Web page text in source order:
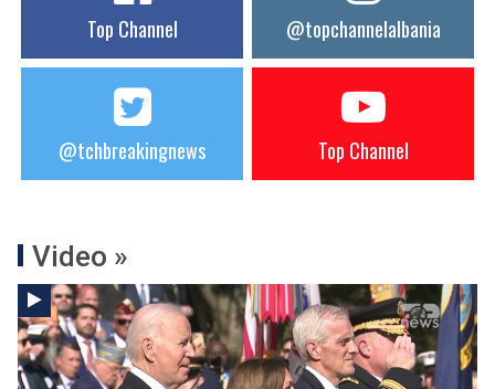
Top Channel @topchannelalbania
@tchbreakingnews Top Channel
Video »